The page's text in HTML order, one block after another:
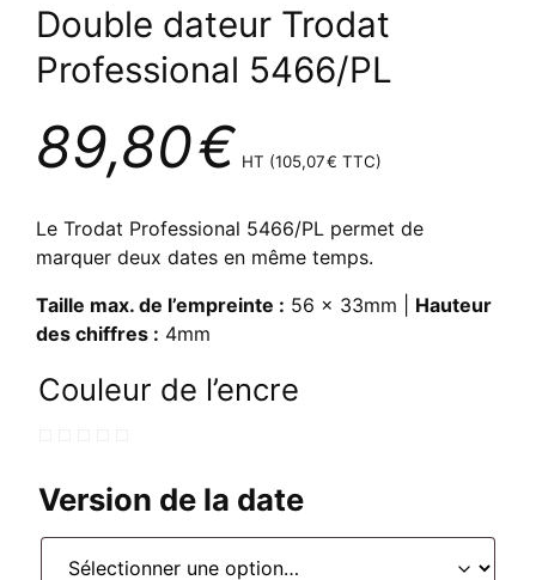
Double dateur Trodat
Professional 5466/PL
89,80€ HT (105,07€ TTC)
Le Trodat Professional 5466/PL permet de
marquer deux dates en même temps.
Taille max. de l’empreinte : 56 x 33mm | Hauteur
des chiffres : 4mm
Couleur de l’encre
Version de la date